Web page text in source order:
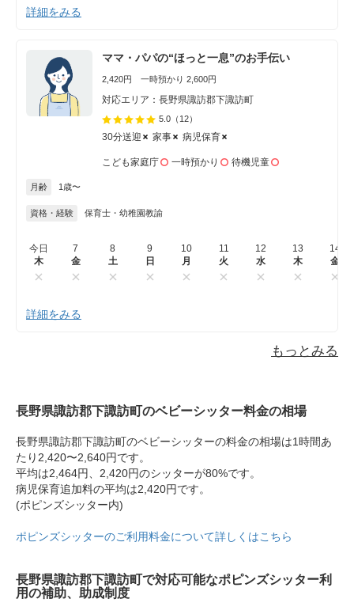
詳細をみる
ママ・パパの“ほっと一息”のお手伝い
2,420円 一時預かり 2,600円
対応エリア：長野県諏訪郡下諏訪町
5.0 （12）
30分送迎 家事 病児保育
こども家庭庁 一時預かり 待機児童
月齢 1歳〜
資格・経験 保育士・幼稚園教諭
今日
木
7
金
8
土
9
日
10
月
11
火
12
水
13
木
14
金
詳細をみる
もっとみる
長野県諏訪郡下諏訪町のベビーシッター料金の相場
長野県諏訪郡下諏訪町のベビーシッターの料金の相場は1時間あ
たり2,420〜2,640円です。
平均は2,464円、2,420円のシッターが80%です。
病児保育追加料の平均は2,420円です。
(ポピンズシッター内)
ポピンズシッターのご利用料金について詳しくはこちら
長野県諏訪郡下諏訪町で対応可能なポピンズシッター利
用の補助、助成制度